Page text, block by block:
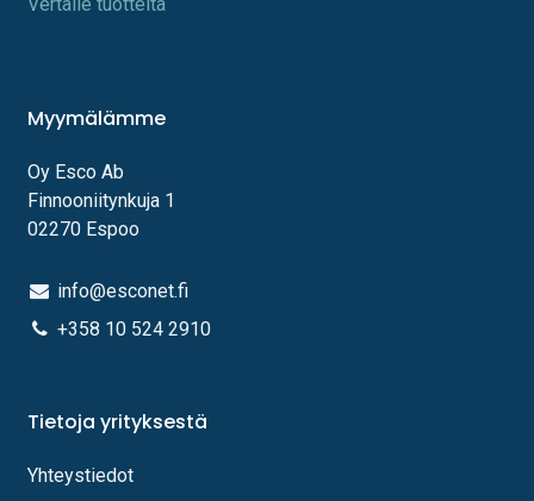
Myymälämme
Oy Esco Ab
Finnooniitynkuja 1
02270 Espoo
info@esconet.fi
+358 10 524 2910
Tietoja yrityksestä
Yhteystiedot